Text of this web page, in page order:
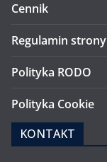
Cennik
Regulamin strony
Polityka RODO
Polityka Cookie
KONTAKT